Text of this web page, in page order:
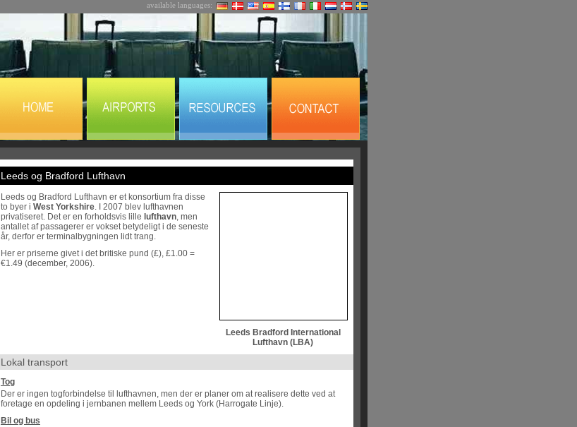
available languages:
Leeds og Bradford Lufthavn
Leeds Bradford International
Lufthavn (LBA)
Leeds og Bradford Lufthavn er et konsortium fra disse
to byer i West Yorkshire. I 2007 blev lufthavnen
privatiseret. Det er en forholdsvis lille lufthavn, men
antallet af passagerer er vokset betydeligt i de seneste
år, derfor er terminalbygningen lidt trang.
Her er priserne givet i det britiske pund (£), £1.00 =
€1.49 (december, 2006).
Lokal transport
Tog
Der er ingen togforbindelse til lufthavnen, men der er planer om at realisere dette ved at
foretage en opdeling i jernbanen mellem Leeds og York (Harrogate Linje).
Bil og bus